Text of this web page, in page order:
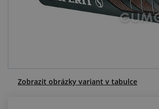
Zobrazit obrázky variant v tabulce